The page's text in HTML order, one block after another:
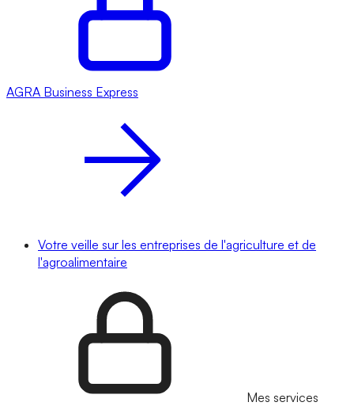
AGRA Business Express
Votre veille sur les entreprises de l'agriculture et de
l'agroalimentaire
Mes services